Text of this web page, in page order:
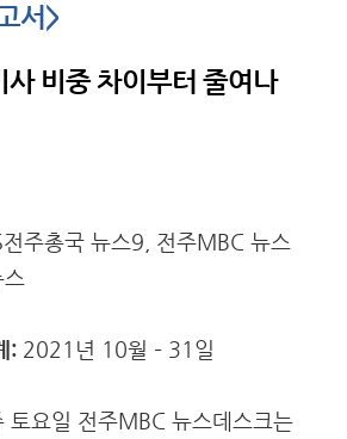
서>
사 비중 차이부터 줄여나
전주총국 뉴스9, 전주MBC 뉴스
스
: 2021년 10월 – 31일
토요일 전주MBC 뉴스데스크는